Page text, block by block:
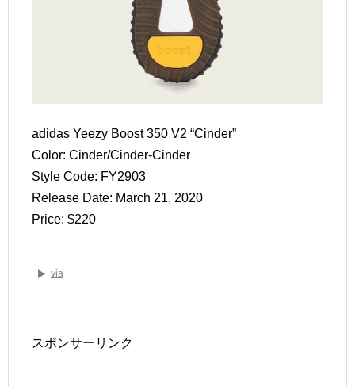
adidas Yeezy Boost 350 V2 “Cinder”
Color: Cinder/Cinder-Cinder
Style Code: FY2903
Release Date: March 21, 2020
Price: $220
via
スポンサーリンク